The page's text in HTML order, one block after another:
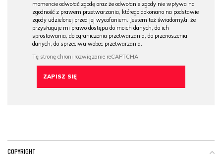
momencie odwołać zgodę oraz że odwołanie zgody nie wpływa na
zgodność z prawem przetwarzania, którego dokonano na podstawie
zgody udzielonej przed jej wycofaniem. Jestem też świadomy/a, że
przysługuje mi prawo dostępu do moich danych, do ich
sprostowania, do ograniczenia przetwarzania, do przenoszenia
danych, do sprzeciwu wobec przetwarzania.
COPYRIGHT